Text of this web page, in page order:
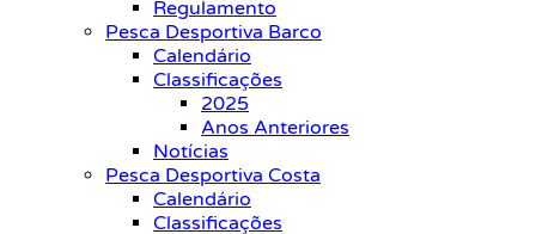
Regulamento
Pesca Desportiva Barco
Calendário
Classificações
2025
Anos Anteriores
Notícias
Pesca Desportiva Costa
Calendário
Classificações